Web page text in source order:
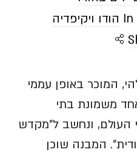
In הודו ויקיפדיה
המוכר באופן עממי
הוא אחד משמונת בתי
העולם, ונחשב ל"מקדש
המבנה שוכן